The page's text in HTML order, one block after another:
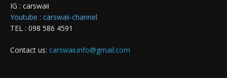
IG : carswaii
Youtube : carswaii-channel
TEL : 098 586 4591
Contact us: carswaii.info@gmail.com